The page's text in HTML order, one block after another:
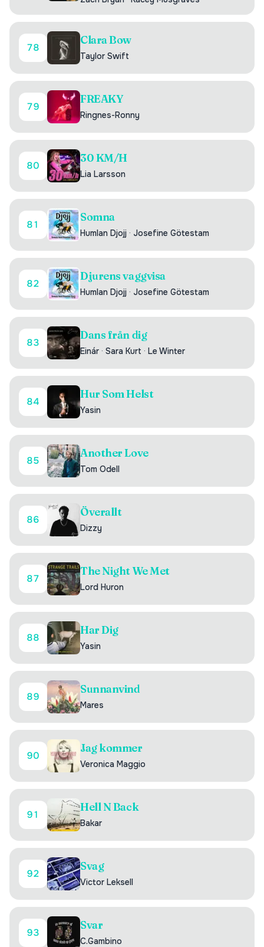
78
Clara Bow
Taylor Swift
79
FREAKY
Ringnes-Ronny
80
30 KM/H
Lia Larsson
81
Somna
Humlan Djojj · Josefine Götestam
82
Djurens vaggvisa
Humlan Djojj · Josefine Götestam
83
Dans från dig
Einár · Sara Kurt · Le Winter
84
Hur Som Helst
Yasin
85
Another Love
Tom Odell
86
Överallt
Dizzy
87
The Night We Met
Lord Huron
88
Har Dig
Yasin
89
Sunnanvind
Mares
90
Jag kommer
Veronica Maggio
91
Hell N Back
Bakar
92
Svag
Victor Leksell
93
Svar
C.Gambino